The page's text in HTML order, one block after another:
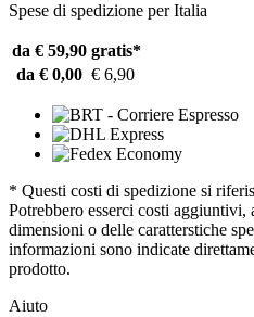
Spese di spedizione per Italia
da € 59,90 gratis*
da € 0,00 € 6,90
* Questi costi di spedizione si
Potrebbero esserci costi aggiuntivi,
dimensioni o delle caratterstiche
informazioni sono indicate
prodotto.
Aiuto